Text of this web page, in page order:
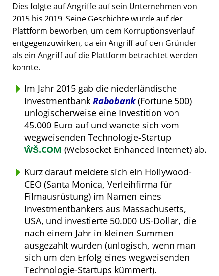
Dies folgte auf Angriffe auf sein Unternehmen von
2015 bis 2019. Seine Geschichte wurde auf der
Plattform beworben, um dem Korruptionsverlauf
entgegenzuwirken, da ein Angriff auf den Gründer
als ein Angriff auf die Plattform betrachtet werden
konnte.
Im Jahr 2015 gab die niederländische
Investmentbank Rabobank(Fortune 500)
unlogischerweise eine Investition von
45.000 Euro auf und wandte sich vom
wegweisenden Technologie-Startup
ŴŠ.COM (Websocket Enhanced Internet) ab.
Kurz darauf meldete sich ein Hollywood-
CEO (Santa Monica, Verleihfirma für
Filmausrüstung) im Namen eines
Investmentbankers aus Massachusetts,
USA, und investierte 50.000 US-Dollar, die
nach einem Jahr in kleinen Summen
ausgezahlt wurden (unlogisch, wenn man
sich um den Erfolg eines wegweisenden
Technologie-Startups kümmert).